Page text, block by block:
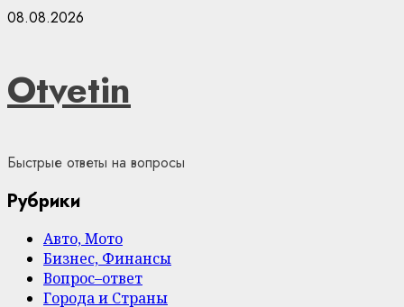
Skip
08.08.2026
Otvetin
Быстрые ответы на вопросы
Рубрики
Авто, Мото
Бизнес, Финансы
Вопрос–ответ
Города и Страны